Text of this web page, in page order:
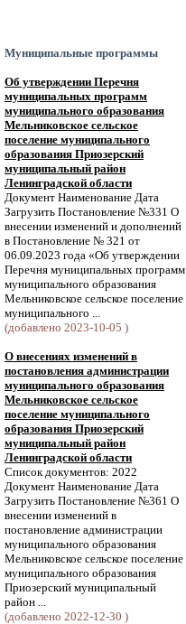
Муниципальные программы
Об утверждении Перечня
муниципальных программ
муниципального образования
Мельниковское сельское
поселение муниципального
образования Приозерский
муниципальный район
Ленинградской области
Документ Наименование Дата
Загрузить Постановление №331 О
внесении изменений и дополнений
в Постановление № 321 от
06.09.2023 года «Об утверждении
Перечня муниципальных программ
муниципального образования
Мельниковское сельское поселение
муниципального ...
(добавлено 2023-10-05 )
О внесениях изменений в
постановления администрации
муниципального образования
Мельниковское сельское
поселение муниципального
образования Приозерский
муниципальный район
Ленинградской области
Список документов: 2022
Документ Наименование Дата
Загрузить Постановление №361 О
внесении изменений в
постановление администрации
муниципального образования
Мельниковское сельское поселение
муниципального образования
Приозерский муниципальный
район ...
(добавлено 2022-12-30 )